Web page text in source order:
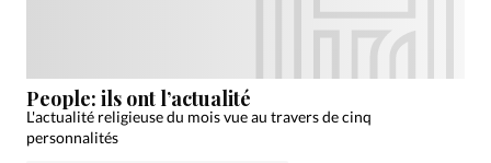
People: ils ont l’actualité
L'actualité religieuse du mois vue au travers de cinq
personnalités